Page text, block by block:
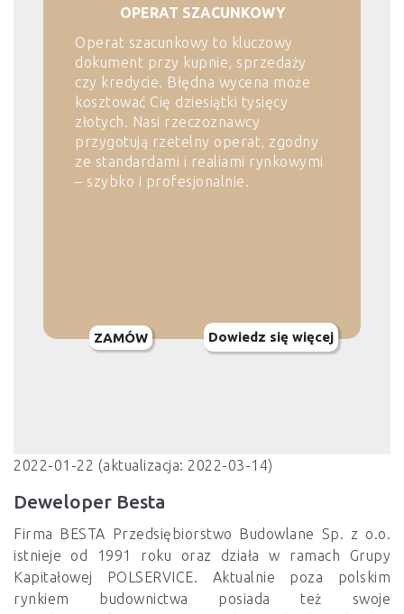
OPERAT SZACUNKOWY
Operat szacunkowy to kluczowy
dokument przy kupnie, sprzedaży
czy kredycie. Błędna wycena może
kosztować Cię dziesiątki tysięcy
złotych. Nasi rzeczoznawcy
przygotują rzetelny operat, zgodny
ze standardami i realiami rynkowymi
– szybko i profesjonalnie.
ZAMÓW Dowiedz się więcej
2022-01-22 (aktualizacja: 2022-03-14)
Deweloper Besta
Firma BESTA Przedsiębiorstwo Budowlane Sp. z o.o.
istnieje od 1991 roku oraz działa w ramach Grupy
Kapitałowej POLSERVICE. Aktualnie poza polskim
rynkiem budownictwa posiada też swoje